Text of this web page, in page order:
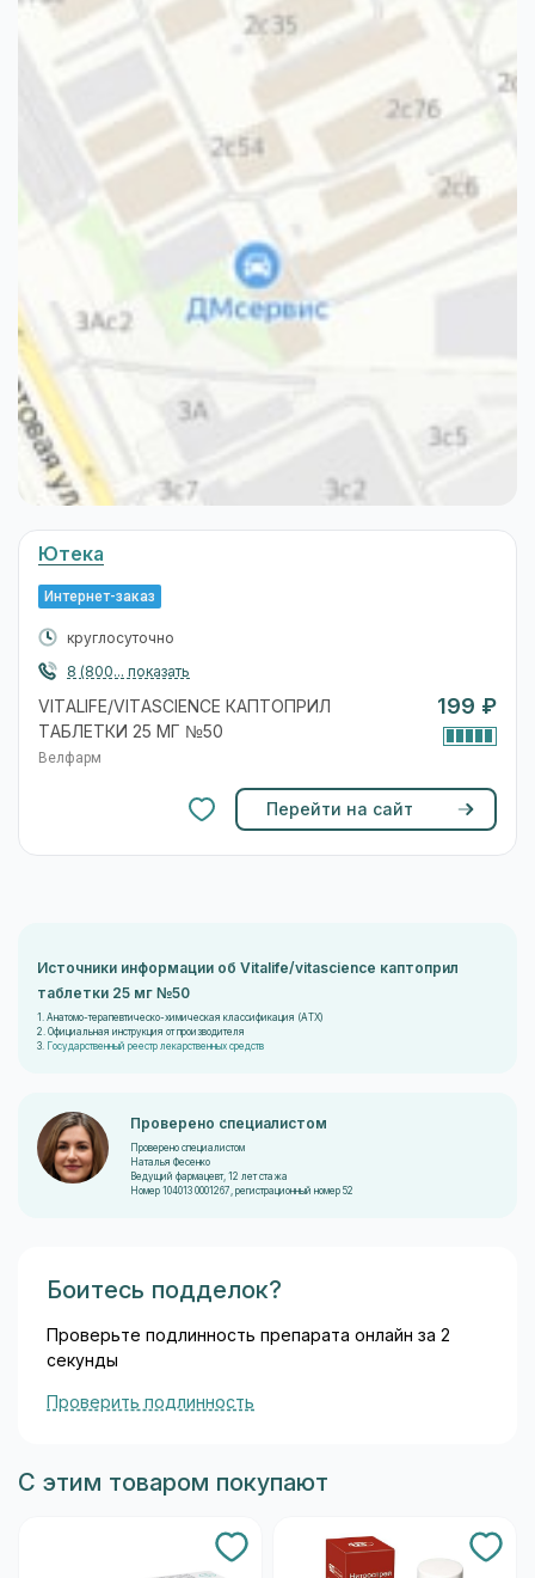
Ютека
Интернет-заказ
круглосуточно
8 (800... показать
VITALIFE/VITASCIENCE КАПТОПРИЛ
ТАБЛЕТКИ 25 МГ №50
Велфарм
199 ₽
Перейти на сайт
Источники информации об Vitalife/vitascience каптоприл
таблетки 25 мг №50
1. Анатомо-терапевтическо-химическая классификация (ATX)
2. Официальная инструкция от производителя
3.
Государственный реестр лекарственных средств
Проверено специалистом
Проверено специалистом
Наталья Фесенко
Ведущий фармацевт, 12 лет стажа
Номер 104013 0001267, регистрационный номер 52
Боитесь подделок?
Проверьте подлинность препарата онлайн за 2
секунды
Проверить подлинность
С этим товаром покупают